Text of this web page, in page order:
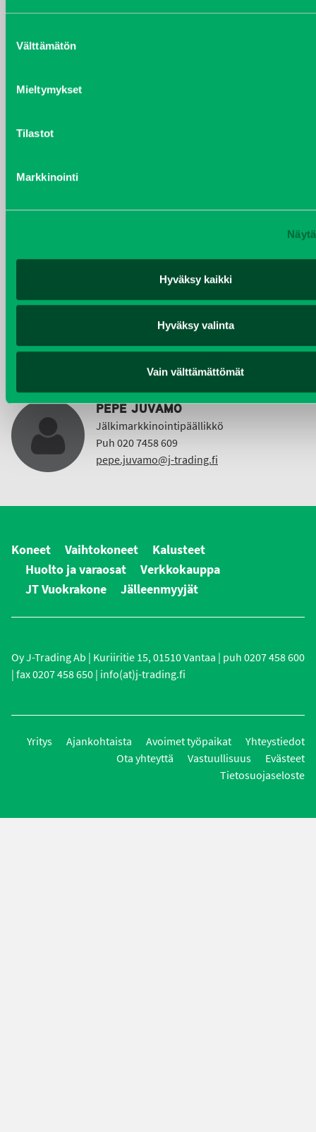
valinta
Välttämätön
Mieltymykset
Tilastot
Markkinointi
Hyväksy kaikki
Hyväksy valinta
Vain välttämättömät
christer.lonnberg@j-trading.fi
KIMMO NUUTINEN
Taajama- ja viheralueiden hoitokoneet ja
Vuokrakoneet
Puh 040 4814 189
etunimi.sukunimi@j-trading.fi
PEPE JUVAMO
Jälkimarkkinointipäällikkö
Puh 020 7458 609
pepe.juvamo@j-trading.fi
Koneet Vaihtokoneet
Kalusteet
Huolto ja varaosat
Verkkokauppa
JT Vuokrakone
Jälleenmyyjät
Oy J-Trading Ab | Kuriiritie 15, 01510 Vantaa | puh 0207 458 600
| fax 0207 458 650 | info(at)j-trading.fi
Yritys Ajankohtaista Avoimet työpaikat
Yhteystiedot
Ota yhteyttä
Vastuullisuus
Evästeet
Tietosuojaseloste